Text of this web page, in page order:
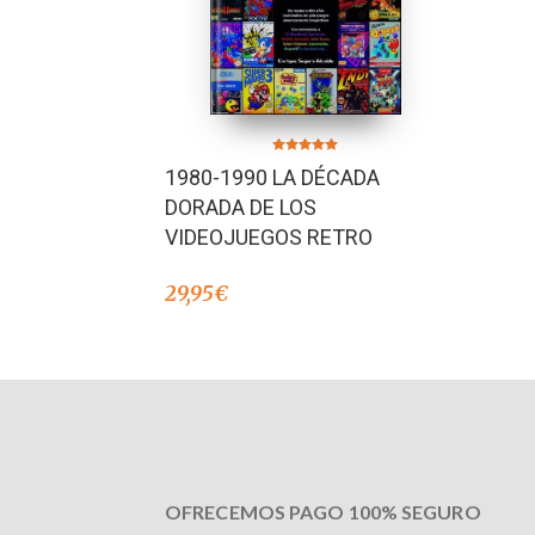
5.00
de 5
1980-1990 LA DÉCADA
DORADA DE LOS
VIDEOJUEGOS RETRO
29,95€
OFRECEMOS PAGO 100% SEGURO